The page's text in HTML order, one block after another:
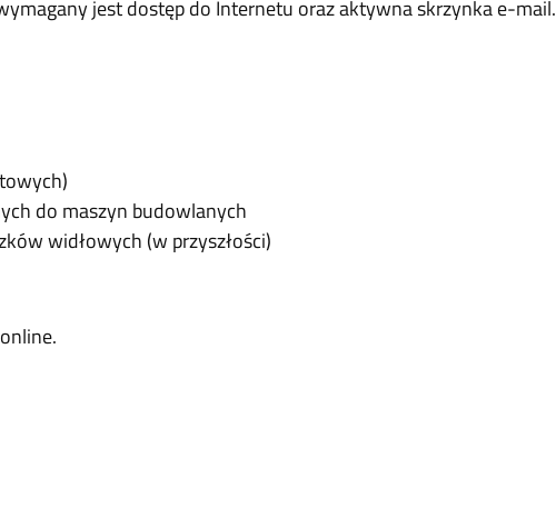
jest dostęp do Internetu oraz aktywna skrzynka e-mail.
do maszyn budowlanych
widłowych (w przyszłości)